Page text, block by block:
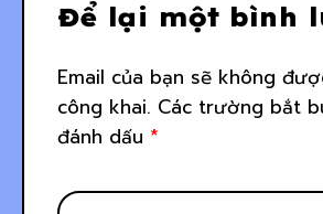
Để lại một bình
Email của bạn sẽ không
công khai. Các trường bắt
đánh dấu *